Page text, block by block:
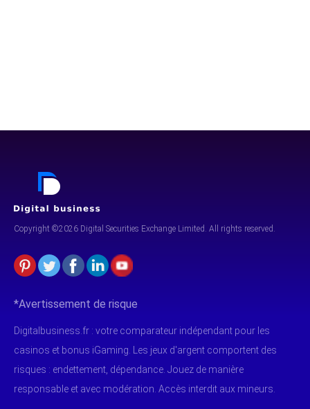
Copyright ©2026 Digital Securities Exchange Limited. All rights reserved.
*Avertissement de risque
Digitalbusiness.fr : votre comparateur indépendant pour les
casinos et bonus iGaming. Les jeux d'argent comportent des
risques : endettement, dépendance. Jouez de manière
responsable et avec modération. Accès interdit aux mineurs.